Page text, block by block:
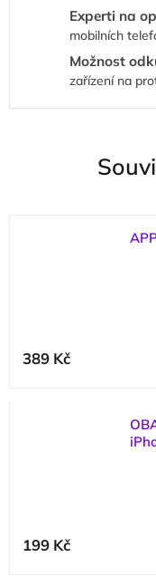
Experti na
mobilních
Možnost
zařízení na
hodnocení
389 Kč
199 Kč